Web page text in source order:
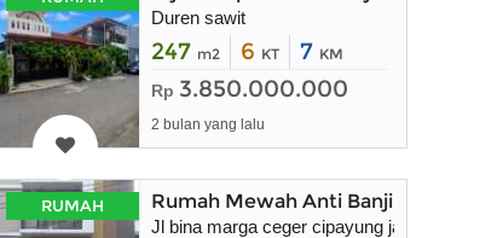
Duren sawit
247 m2 6 KT 7 KM
Rp 3.850.000.000
2 bulan yang lalu
RUMAH Rumah Mewah Anti Banjir Murah
Jl bina marga ceger cipayung jakarta timur